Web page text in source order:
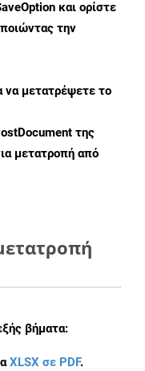
και ορίστε
την
να μετατρέψετε το
της
μετατροπή από
βήματα:
XLSX σε PDF.